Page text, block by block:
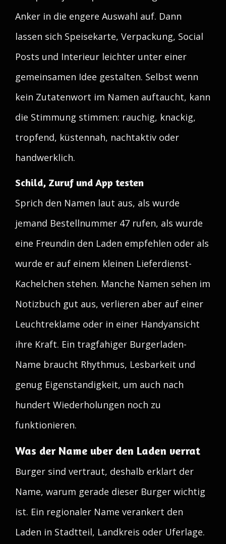
Anker in die engere Auswahl auf. Dann
lassen sich Speisekarte, Verpackung, Social
Posts und Interieur leichter unter einer
gemeinsamen Idee gestalten. Selbst wenn
kein Zutatenwort im Namen auftaucht, kann
die Stimmung stimmen: rauchig, knackig,
tropfend, küstennah, nachtaktiv oder
handwerklich.
Schild, Zuruf und App testen
Sprich den Namen laut aus, als wurde
jemand Bestellnummer 47 rufen, als wurde
eine Freundin den Laden empfehlen oder als
wurde er auf einem kleinen Lieferdienst-
Kachelchen stehen. Manche Namen sehen im
Notizbuch gut aus, verlieren aber auf einer
Leuchtreklame oder in einer Handyansicht
ihre Kraft. Ein tragfahiger Burgerladen-
Name braucht Rhythmus, Lesbarkeit und
genug Eigenstandigkeit, um auch nach
hundert Wiederholungen noch zu
funktionieren.
Was der Name uber den Laden verrat
Burger sind vertraut, deshalb erklart der
Name, warum gerade dieser Burger wichtig
ist. Ein regionaler Name verankert den
Laden in Stadtteil, Landkreis oder Uferlage.